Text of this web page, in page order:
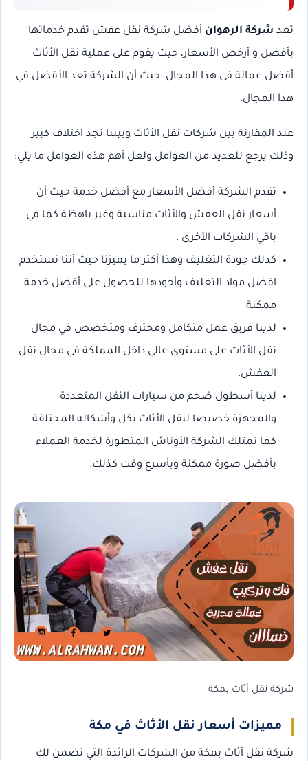
تعد شركة الرهوان أفضل شركة نقل عفش تقدم خدماتها
بأفضل و أرخص الأسعار، حيث يقوم على عملية نقل الأثاث
أفضل عمالة فى هذا المجال، حيث أن الشركة تعد الأفضل في
هذا المجال.
عند المقارنة بين شركات نقل الأثاث وبيننا تجد اختلاف كبير
وذلك يرجع للعديد من العوامل ولعل أهم هذه العوامل ما يلي:
تقدم الشركة أفضل الأسعار مع أفضل خدمة حيث أن
أسعار نقل العفش والأثاث مناسبة وغير باهظة كما في
باقي الشركات الأخرى .
كذلك جودة التغليف وهذا أكثر ما يميزنا حيث أننا نستخدم
افضل مواد التغليف وأجودها للحصول على أفضل خدمة
ممكنة
لدينا فريق عمل متكامل ومحترف ومتخصص في مجال
نقل الأثاث على مستوى عالي داخل المملكة في مجال نقل
العفش.
لدينا أسطول ضخم من سيارات النقل المتعددة
والمجهزة خصيصا لنقل الأثاث بكل وأشكاله المختلفة
كما تمتلك الشركة الأوناش المتطورة لخدمة العملاء
بأفضل صورة ممكنة وبأسرع وقت كذلك.
شركة نقل أثاث بمكة
مميزات أسعار نقل الأثاث في مكة
شركة نقل أثاث بمكة من الشركات الرائدة التي تضمن لك